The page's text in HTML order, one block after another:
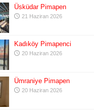
Üsküdar Pimapen
21 Haziran 2026
Kadıköy Pimapenci
20 Haziran 2026
Ümraniye Pimapen
20 Haziran 2026